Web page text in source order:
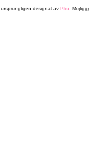
ursprungligen designat av Phu .